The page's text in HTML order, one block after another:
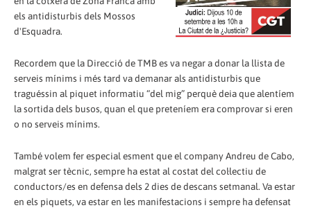
els antidisturbis dels Mossos
d'Esquadra.
Recordem que la Direcció de TMB es va negar a donar la llista de
serveis mínims i més tard va demanar als antidisturbis que
traguéssin al piquet informatiu “del mig” perquè deia que alentíem
la sortida dels busos, quan el que preteníem era comprovar si eren
o no serveis mínims.
També volem fer especial esment que el company Andreu de Cabo,
malgrat ser tècnic, sempre ha estat al costat del col·lectiu de
conductors/es en defensa dels 2 dies de descans setmanal. Va estar
en els piquets, va estar en les manifestacions i sempre ha defensat